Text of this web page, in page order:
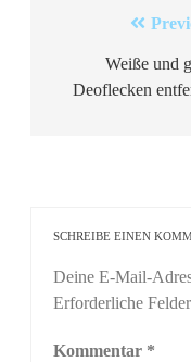
Weiße und
Deoflecken
SCHREIBE EINEN
Deine E-Mail-
Erforderliche
Kommentar *